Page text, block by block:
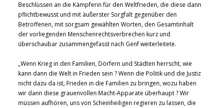
Beschlüssen an die Kämpferin für den Weltfrieden, die diese dann
pflichtbewusst und mit äußerster Sorgfalt gegenüber den
Betroffenen, mit sorgsam gewählten Worten, den Gesamtinhalt
der vorliegenden Menschenrechtsverbrechen kurz und
überschaubar zusammengefasst nach Genf weiterleitete.
„Wenn Krieg in den Familien, Dörfern und Städten herrscht, wie
kann dann die Welt in Frieden sein ? Wenn die Politik und die Justiz
nicht dazu da ist, Frieden in die Familien zu bringen, wozu haben
wir dann diese grauenvollen Macht-Apparate überhaupt ? Wir
müssen aufhören, uns von Scheinheiligen regieren zu lassen, die